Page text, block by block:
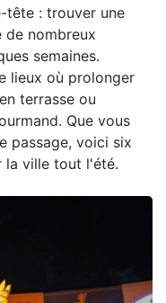
tête : trouver une
de nombreux
semaines.
lieux où prolonger
terrasse ou
Que vous
passage, voici six
la ville tout l'été.